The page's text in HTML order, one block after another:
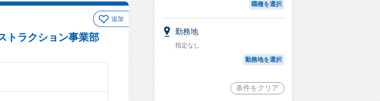
追加
トラクション事業部
職種を選択
勤務地
指定なし
勤務地を選択
条件をクリア